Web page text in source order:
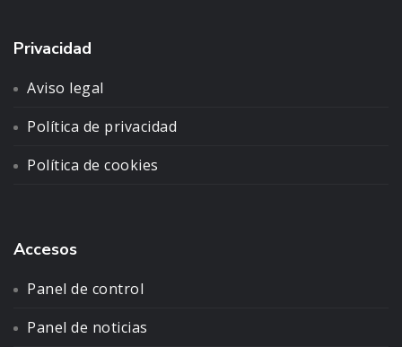
Privacidad
Aviso legal
Política de privacidad
Política de cookies
Accesos
Panel de control
Panel de noticias